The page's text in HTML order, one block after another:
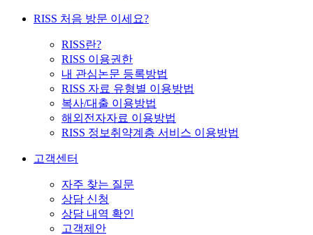
RISS 처음 방문 이세요?
RISS란?
RISS 이용권한
내 관심논문 등록방법
RISS 자료 유형별 이용방법
복사/대출 이용방법
해외전자자료 이용방법
RISS 정보취약계층 서비스 이용방법
고객센터
자주 찾는 질문
상담 신청
상담 내역 확인
고객제안